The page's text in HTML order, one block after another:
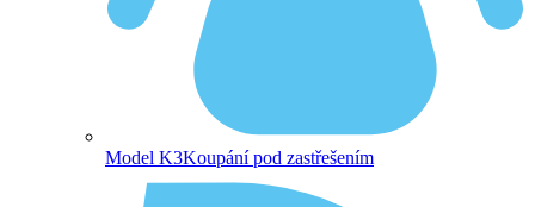
Model K3Koupání pod zastřešením